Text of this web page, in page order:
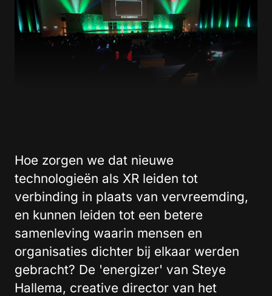
Hoe zorgen we dat nieuwe
technologieën als XR leiden tot
verbinding in plaats van vervreemding,
en kunnen leiden tot een betere
samenleving waarin mensen en
organisaties dichter bij elkaar werden
gebracht? De 'energizer' van Steye
Hallema, creative director van het